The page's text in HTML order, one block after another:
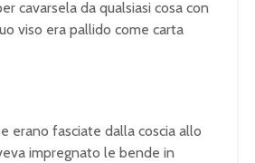
cavarsela da qualsiasi cosa con
viso era pallido come carta
erano fasciate dalla coscia allo
impregnato le bende in